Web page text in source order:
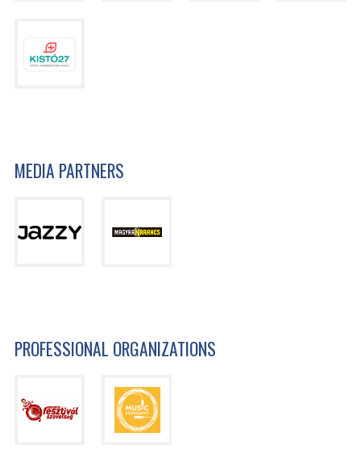
MEDIA PARTNERS
PROFESSIONAL ORGANIZATIONS